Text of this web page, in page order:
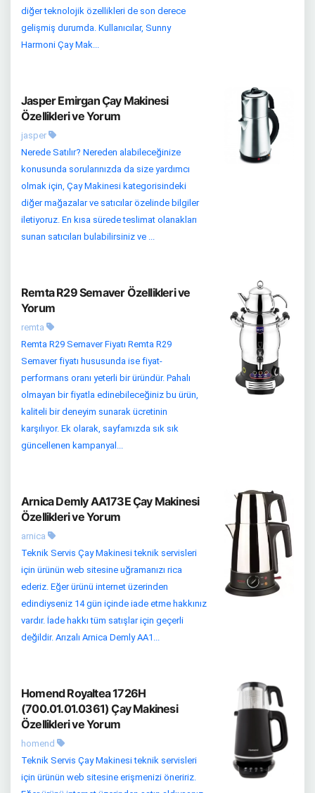
diğer teknolojik özellikleri de son derece
gelişmiş durumda. Kullanıcılar, Sunny
Harmoni Çay Mak...
Jasper Emirgan Çay Makinesi
Özellikleri ve Yorum
jasper
Nerede Satılır? Nereden alabileceğinize
konusunda sorularınızda da size yardımcı
olmak için, Çay Makinesi kategorisindeki
diğer mağazalar ve satıcılar özelinde bilgiler
iletiyoruz. En kısa sürede teslimat olanakları
sunan satıcıları bulabilirsiniz ve ...
Remta R29 Semaver Özellikleri ve
Yorum
remta
Remta R29 Semaver Fiyatı Remta R29
Semaver fiyatı hususunda ise fiyat-
performans oranı yeterli bir üründür. Pahalı
olmayan bir fiyatla edinebileceğiniz bu ürün,
kaliteli bir deneyim sunarak ücretinin
karşılıyor. Ek olarak, sayfamızda sık sık
güncellenen kampanyal...
Arnica Demly AA173E Çay Makinesi
Özellikleri ve Yorum
arnica
Teknik Servis Çay Makinesi teknik servisleri
için ürünün web sitesine uğramanızı rica
ederiz. Eğer ürünü internet üzerinden
edindiyseniz 14 gün içinde iade etme hakkınız
vardır. İade hakkı tüm satışlar için geçerli
değildir. Arızalı Arnica Demly AA1...
Homend Royaltea 1726H
(700.01.01.0361) Çay Makinesi
Özellikleri ve Yorum
homend
Teknik Servis Çay Makinesi teknik servisleri
için ürünün web sitesine erişmenizi öneririz.